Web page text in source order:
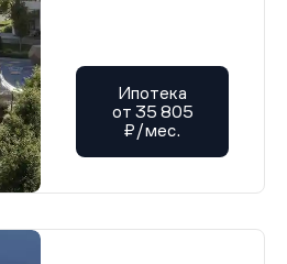
Ипотека
от 35 805
₽/мес.